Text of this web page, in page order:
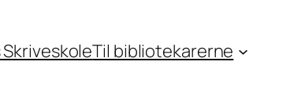
SkriveskoleTil bibliotekarerne